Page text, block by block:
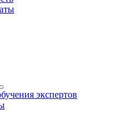
экспертов